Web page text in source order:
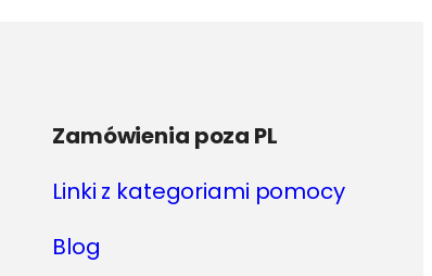
Zamówienia poza PL
Linki z kategoriami pomocy
Blog